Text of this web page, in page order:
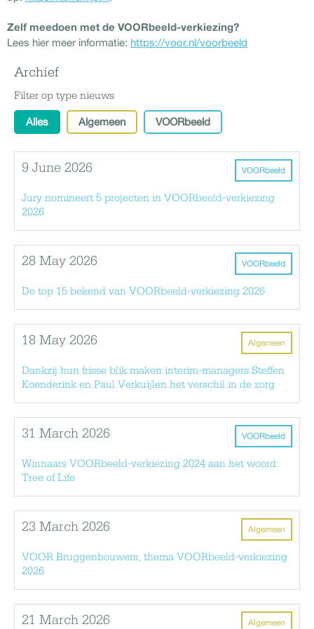
Zelf meedoen met de VOORbeeld-verkiezing?
Lees hier meer informatie: https://voor.nl/voorbeeld
Archief
Filter op type nieuws
Alles Algemeen VOORbeeld
VOORbeeld
9 June 2026
Jury nomineert 5 projecten in VOORbeeld-verkiezing
2026
VOORbeeld
28 May 2026
De top 15 bekend van VOORbeeld-verkiezing 2026
Algemeen
18 May 2026
Dankzij hun frisse blik maken interim-managers Steffen
Koenderink en Paul Verkuijlen het verschil in de zorg
VOORbeeld
31 March 2026
Winnaars VOORbeeld-verkiezing 2024 aan het woord:
Tree of Life
Algemeen
23 March 2026
VOOR Bruggenbouwers, thema VOORbeeld-verkiezing
2026
Algemeen
21 March 2026